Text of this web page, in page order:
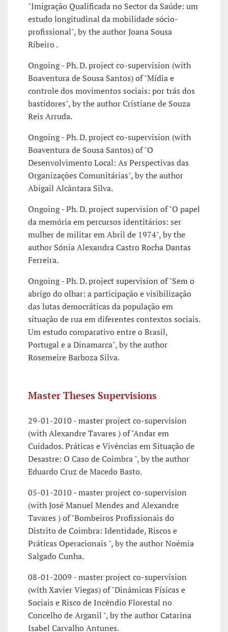
"Imigração Qualificada no Sector da Saúde: um
estudo longitudinal da mobilidade sócio-
profissional", by the author Joana Sousa
Ribeiro .
Ongoing - Ph. D. project co-supervision (with
Boaventura de Sousa Santos) of "Mídia e
controle dos movimentos sociais: por trás dos
bastidores", by the author Cristiane de Souza
Reis Arruda.
Ongoing - Ph. D. project co-supervision (with
Boaventura de Sousa Santos) of "O
Desenvolvimento Local: As Perspectivas das
Organizações Comunitárias", by the author
Abigail Alcântara Silva.
Ongoing - Ph. D. project supervision of "O papel
da memória em percursos identitários: ser
mulher de militar em Abril de 1974", by the
author Sónia Alexandra Castro Rocha Dantas
Ferreira.
Ongoing - Ph. D. project supervision of "Sem o
abrigo do olhar: a participação e visibilização
das lutas democráticas da população em
situação de rua em diferentes contextos sociais.
Um estudo comparativo entre o Brasil,
Portugal e a Dinamarca", by the author
Rosemeire Barboza Silva.
Master Theses Supervisions
29-01-2010 - master project co-supervision
(with Alexandre Tavares ) of "Andar em
Cuidados. Práticas e Vivências em Situação de
Desastre: O Caso de Coimbra ", by the author
Eduardo Cruz de Macedo Basto.
05-01-2010 - master project co-supervision
(with José Manuel Mendes and Alexandre
Tavares ) of "Bombeiros Profissionais do
Distrito de Coimbra: Identidade, Riscos e
Práticas Operacionais ", by the author Noémia
Salgado Cunha.
08-01-2009 - master project co-supervision
(with Xavier Viegas) of "Dinâmicas Físicas e
Sociais e Risco de Incêndio Florestal no
Concelho de Arganil ", by the author Catarina
Isabel Carvalho Antunes.